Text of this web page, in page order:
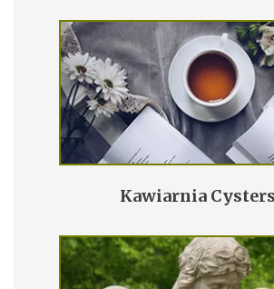
Kawiarnia